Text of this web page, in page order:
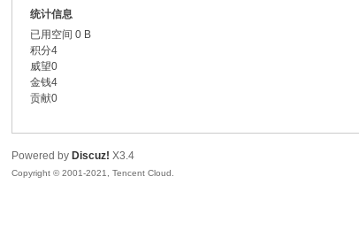
统计信息
已用空间 0 B
积分4
威望0
金钱4
贡献0
Powered by Discuz! X3.4
Copyright © 2001-2021, Tencent Cloud.